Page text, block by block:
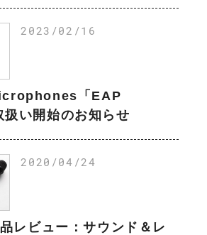
2023/02/16
「EAP
い開始のお知らせ
2020/04/24
レビュー：サウンド＆レ